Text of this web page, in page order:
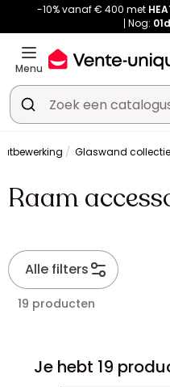
-10% vanaf € 400 met
Nog: 01d
Menu
Glaswand collectie
Raam
Alle filters
19 producten
Je hebt 19